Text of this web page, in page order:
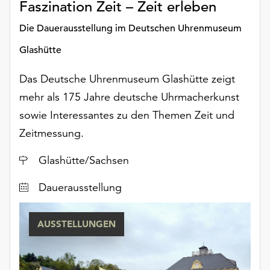
Faszination Zeit – Zeit erleben
Die Dauerausstellung im Deutschen Uhrenmuseum
Glashütte
Das Deutsche Uhrenmuseum Glashütte zeigt
mehr als 175 Jahre deutsche Uhrmacherkunst
sowie Interessantes zu den Themen Zeit und
Zeitmessung.
Ort
Glashütte/Sachsen
Dauerausstellung
AUSSTELLUNGEN